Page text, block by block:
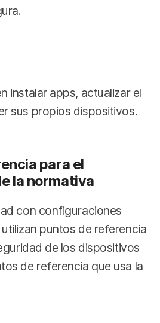
instalar apps, actualizar el
sus propios dispositivos.
para el
la normativa
con configuraciones
puntos de referencia
de los dispositivos
de referencia que usa la